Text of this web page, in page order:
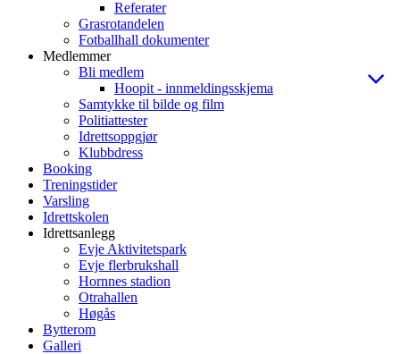
Referater
Grasrotandelen
Fotballhall dokumenter
Medlemmer
Bli medlem
Hoopit - innmeldingsskjema
Samtykke til bilde og film
Politiattester
Idrettsoppgjør
Klubbdress
Booking
Treningstider
Varsling
Idrettskolen
Idrettsanlegg
Evje Aktivitetspark
Evje flerbrukshall
Hornnes stadion
Otrahallen
Høgås
Bytterom
Galleri